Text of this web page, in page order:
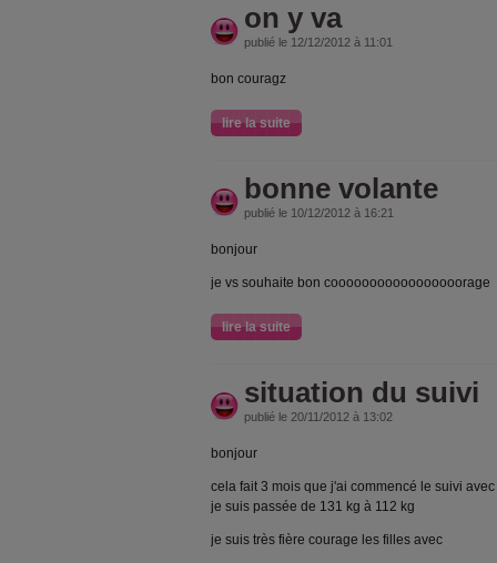
on y va
publié le 12/12/2012 à 11:01
bon couragz
lire la suite
bonne volante
publié le 10/12/2012 à 16:21
bonjour
je vs souhaite bon cooooooooooooooooorage
lire la suite
situation du suivi
publié le 20/11/2012 à 13:02
bonjour
cela fait 3 mois que j'ai commencé le suivi
je suis passée de 131 kg à 112 kg
je suis très fière courage les filles avec